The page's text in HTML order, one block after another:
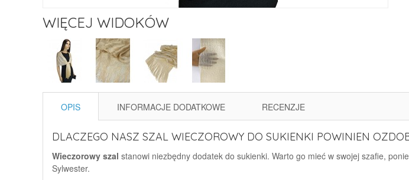
WIĘCEJ WIDOKÓW
OPIS INFORMACJE DODATKOWE RECENZJE
DLACZEGO NASZ SZAL WIECZOROWY DO SUKIENKI POWINIEN
Wieczorowy szal stanowi niezbędny dodatek do sukienki. Warto go mieć w swojej szafie,
Sylwester.